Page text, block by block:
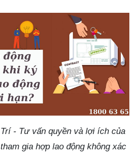
- Tư vấn quyền và lợi ích của
gia hợp lao động không xác